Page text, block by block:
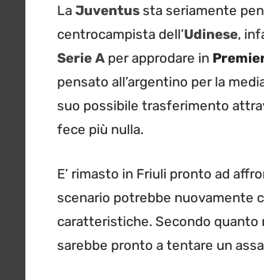
La Juventus sta seriamente
centrocampista dell’Udinese,
Serie A per approdare in
pensato all’argentino per la
suo possibile trasferimento
fece più nulla.
E’ rimasto in Friuli pronto ad
scenario potrebbe nuovamente
caratteristiche. Secondo quanto
sarebbe pronto a tentare un